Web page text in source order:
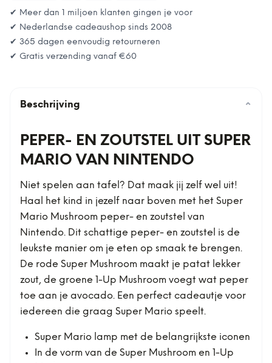
✔ Meer dan 1 miljoen klanten gingen je voor
✔ Nederlandse cadeaushop sinds 2008
✔ 365 dagen eenvoudig retourneren
✔ Gratis verzending vanaf €60
Beschrijving ⌄
PEPER- EN ZOUTSTEL UIT SUPER
MARIO VAN NINTENDO
Niet spelen aan tafel? Dat maak jij zelf wel uit!
Haal het kind in jezelf naar boven met het Super
Mario Mushroom peper- en zoutstel van
Nintendo. Dit schattige peper- en zoutstel is de
leukste manier om je eten op smaak te brengen.
De rode Super Mushroom maakt je patat lekker
zout, de groene 1-Up Mushroom voegt wat peper
toe aan je avocado. Een perfect cadeautje voor
iedereen die graag Super Mario speelt.
Super Mario lamp met de belangrijkste iconen
In de vorm van de Super Mushroom en 1-Up